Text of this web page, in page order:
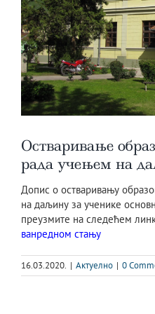
Остваривање
рада учењем на
Допис о остваривању
на даљину за ученике
преузмите на следећем
ванредном стању
16.03.2020. | Актуелно | 0